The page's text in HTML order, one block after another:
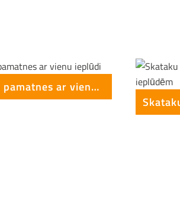
Skataku pamatnes ar vienu ieplūdi